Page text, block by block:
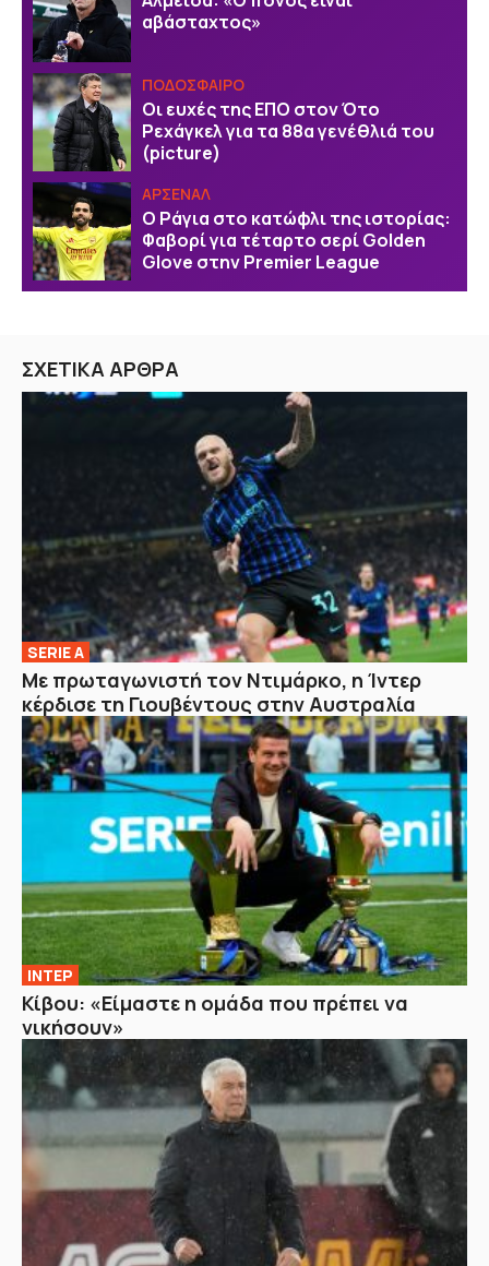
αβάσταχτος»
ΠΟΔΟΣΦΑΙΡΟ
Οι ευχές της EΠΟ στον Ότο
Ρεχάγκελ για τα 88α γενέθλιά του
(picture)
ΑΡΣΕΝΑΛ
Ο Ράγια στο κατώφλι της ιστορίας:
Φαβορί για τέταρτο σερί Golden
Glove στην Premier League
ΣΧΕΤΙΚΑ ΑΡΘΡΑ
SERIE A
Με πρωταγωνιστή τον Ντιμάρκο, η Ίντερ
κέρδισε τη Γιουβέντους στην Αυστραλία
ΙΝΤΕΡ
Κίβου: «Είμαστε η ομάδα που πρέπει να
νικήσουν»